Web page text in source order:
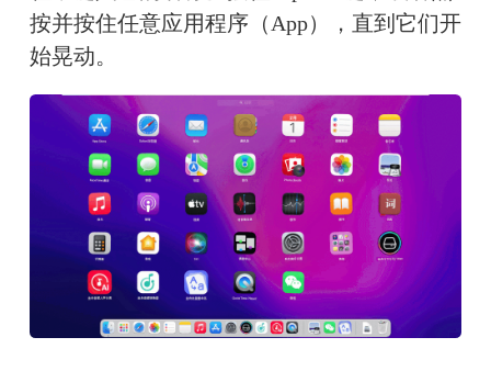
按并按住任意应用程序（App），直到它们开
始晃动。